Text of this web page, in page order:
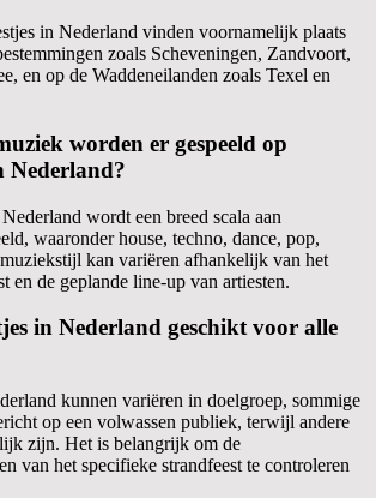
in Nederland vinden voornamelijk plaats
zoals Scheveningen, Zandvoort,
en op de Waddeneilanden zoals Texel en
worden er gespeeld op
Nederland?
wordt een breed scala aan
waaronder house, techno, dance, pop,
kan variëren afhankelijk van het
en de geplande line-up van artiesten.
in Nederland geschikt voor alle
kunnen variëren in doelgroep, sommige
op een volwassen publiek, terwijl andere
zijn. Het is belangrijk om de
van het specifieke strandfeest te controleren